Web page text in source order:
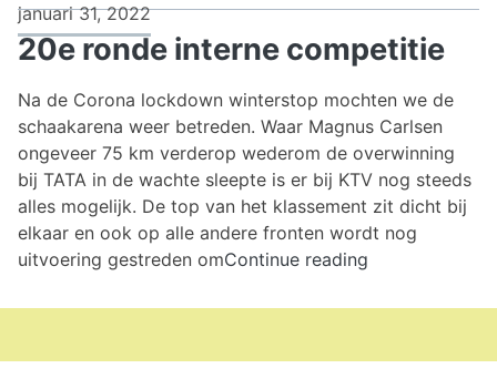
januari 31, 2022
20e ronde interne competitie
Na de Corona lockdown winterstop mochten we de
schaakarena weer betreden. Waar Magnus Carlsen
ongeveer 75 km verderop wederom de overwinning
bij TATA in de wachte sleepte is er bij KTV nog steeds
alles mogelijk. De top van het klassement zit dicht bij
elkaar en ook op alle andere fronten wordt nog
uitvoering gestreden omContinue reading
interne